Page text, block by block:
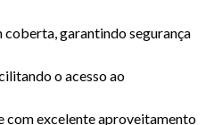
coberta, garantindo segurança
o acesso ao
com excelente aproveitamento